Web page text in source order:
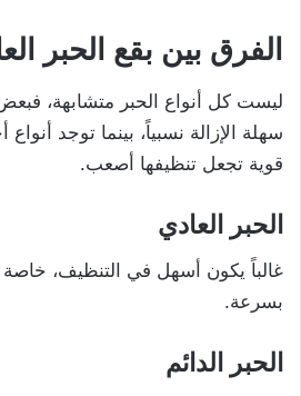
الفرق بين بقع الحبر
ليست كل أنواع الحبر متشابهة، فبعض
سهلة الإزالة نسبياً، بينما توجد
قوية تجعل تنظيفها أصعب.
الحبر العادي
غالباً يكون أسهل في التنظيف، خاصة
بسرعة.
الحبر الدائم